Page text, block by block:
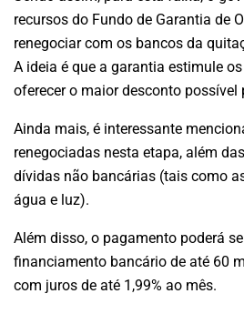
recursos do Fundo de Garantia de
renegociar com os bancos da
A ideia é que a garantia estimule
oferecer o maior desconto possível
Ainda mais, é interessante
renegociadas nesta etapa, além
dívidas não bancárias (tais como
água e luz).
Além disso, o pagamento poderá
financiamento bancário de até 60
com juros de até 1,99% ao mês.